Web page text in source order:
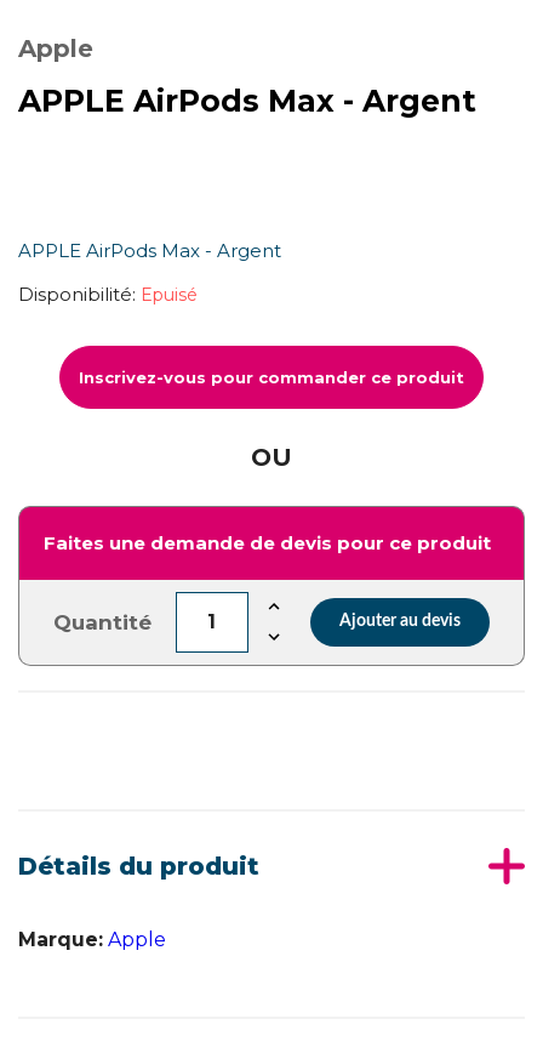
Apple
APPLE AirPods Max - Argent
APPLE AirPods Max - Argent
Disponibilité: Epuisé
Inscrivez-vous pour commander ce produit
OU
Faites une demande de devis pour ce produit
Quantité Ajouter au devis
Détails du produit
Marque: Apple